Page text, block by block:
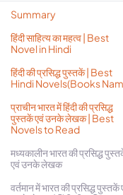
Summary
हिंदी साहित्य का महत्व | Best
Novel in Hindi
हिंदी की प्रसिद्ध पुस्तकें | Best
Hindi Novels(Books
प्राचीन भारत में हिंदी की प्रसिद्ध
पुस्तकें एवं उनके लेखक | Best
Novels to Read
मध्यकालीन भारत की प्रसिद्ध
एवं उनके लेखक
वर्तमान में भारत की प्रसिद्ध पुस्तकें